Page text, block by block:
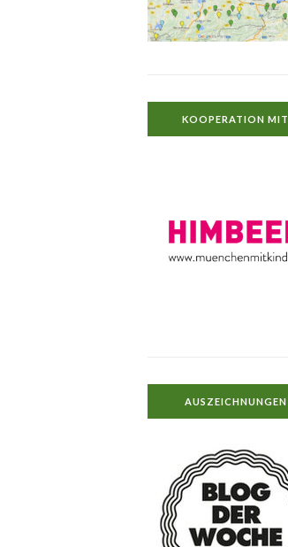
KOOPERATION MIT
AUSZEICHNUNGEN